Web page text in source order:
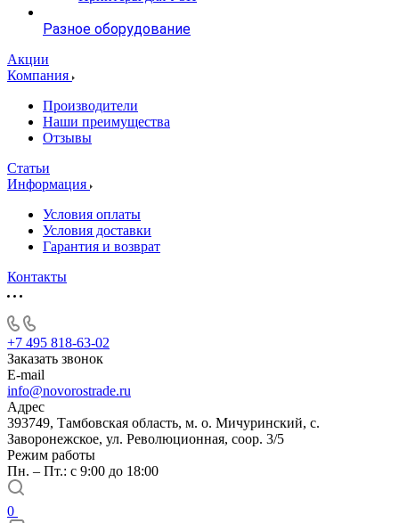
Разное оборудование
Акции
Компания
Производители
Наши преимущества
Отзывы
Статьи
Информация
Условия оплаты
Условия доставки
Гарантия и возврат
Контакты
+7 495 818-63-02
Заказать звонок
E-mail
info@novorostrade.ru
Адрес
393749, Тамбовская область, м. о. Мичуринский, с.
Заворонежское, ул. Революционная, соор. 3/5
Режим работы
Пн. – Пт.: с 9:00 до 18:00
0